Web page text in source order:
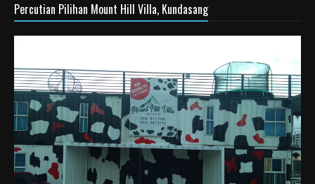
Percutian Pilihan Mount Hill Villa, Kundasang